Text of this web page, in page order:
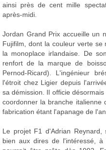
ainsi près de cent mille
après-midi.
Jordan Grand Prix accueille un
Fujifilm, dont la couleur verte
la monoplace irlandaise. De
renfort de la marque de
Pernod-Ricard). L'ingénieur
l'étroit chez Ligier depuis
sa démission. Il officie
coordonner la branche italienne
fabrication étant l'apanage de
Le projet F1 d'Adrian Reynard,
bien aux dires de l'intéressé,